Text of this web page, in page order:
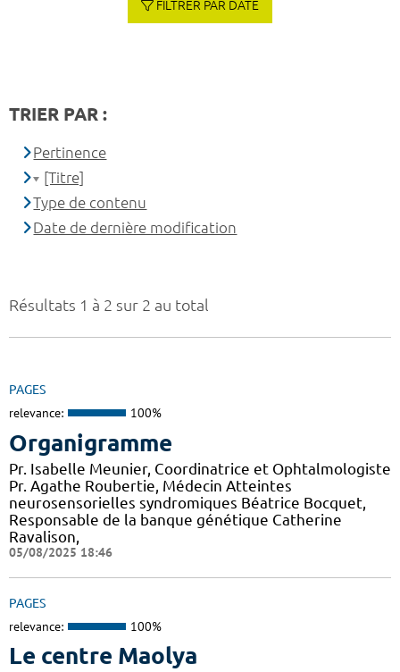
Résultats 1 à 2 sur 2 au total
PAGES
relevance: 100%
Organigramme
Pr. Isabelle Meunier, Coordinatrice et Ophtalmologiste
Pr. Agathe Roubertie, Médecin Atteintes
neurosensorielles syndromiques Béatrice Bocquet,
Responsable de la banque génétique Catherine
Ravalison,
05/08/2025 18:46
PAGES
relevance: 100%
Le centre Maolya
FILTRER PAR DATE
TRIER PAR :
Pertinence
[Titre]
Type de contenu
Date de dernière modification